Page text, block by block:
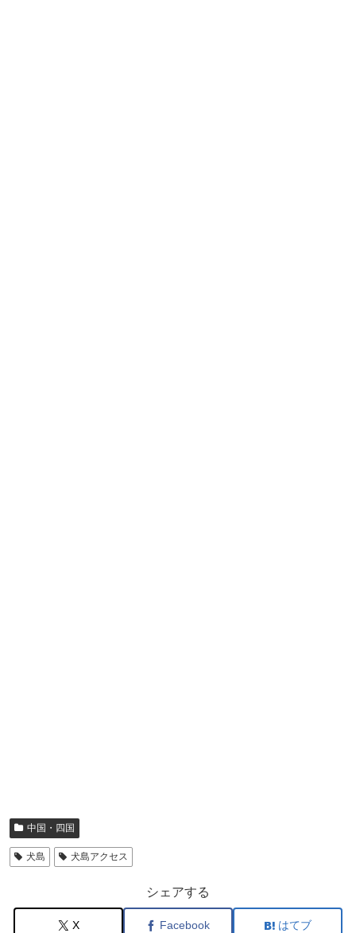
中国・四国
犬島 犬島アクセス
シェアする
X Facebook はてブ